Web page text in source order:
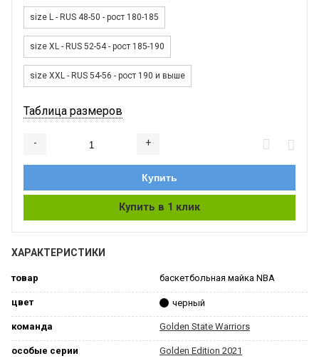
size L - RUS 48-50 - рост 180-185
size XL - RUS 52-54 - рост 185-190
size XXL - RUS 54-56 - рост 190 и выше
Таблица размеров
- +
Купить
Купить в 1 клик
ХАРАКТЕРИСТИКИ
товар баскетбольная майка NBA
цвет черный
команда Golden State Warriors
особые серии Golden Edition 2021